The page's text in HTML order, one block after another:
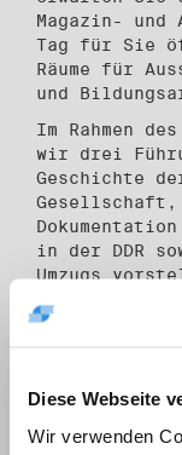
Diese Webseite
Wir verwenden
Magazin-
Tag für Sie
Räume für
und
Im Rahmen
wir drei
Geschichte
in der DDR
Umzugs
Die
Zeiten an:
21. Juni
21. Juni